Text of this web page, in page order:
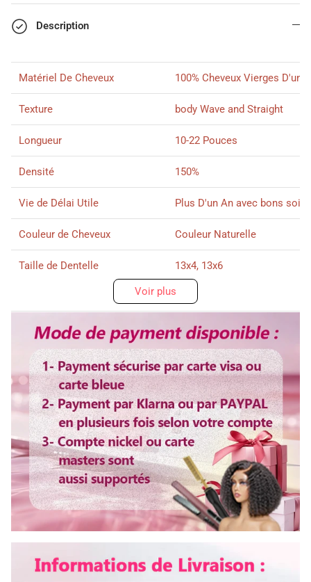
Description
Matériel De Cheveux 100% Cheveux Vierges D'un
Texture body Wave and Straight
Longueur 10-22 Pouces
Densité 150%
Vie de Délai Utile Plus D'un An avec bons soins
Couleur de Cheveux Couleur Naturelle
Taille de Dentelle 13x4, 13x6
HD Dentelle
Ligne de Racine Des Cheveux Pre-Plucked
Colorable ou décolorable Oui
Voir plus
Abonnez-vous ici svp !
Non, merci>